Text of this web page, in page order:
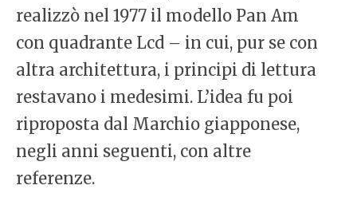
realizzò nel 1977 il modello Pan Am
con quadrante Lcd – in cui, pur se con
altra architettura, i principi di lettura
restavano i medesimi. L’idea fu poi
riproposta dal Marchio giapponese,
negli anni seguenti, con altre
referenze.